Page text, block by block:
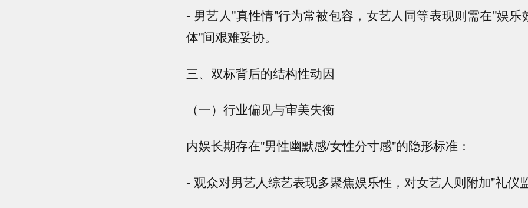
- 男艺人"真性情"行为常被包容，女艺人同等表现则需在"娱乐
体"间艰难妥协。
三、双标背后的结构性动因
（一）行业偏见与审美失衡
内娱长期存在"男性幽默感/女性分寸感"的隐形标准：
- 观众对男艺人综艺表现多聚焦娱乐性，对女艺人则附加"礼仪